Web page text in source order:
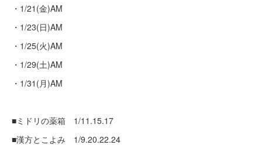
・1/21(金)AM
・1/23(日)AM
・1/25(火)AM
・1/29(土)AM
・1/31(月)AM
■ミドリの薬箱 1/11.15.17
■漢方とこよみ 1/9.20.22.24